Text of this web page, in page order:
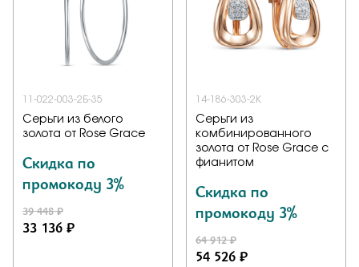
11-022-003-2Б-35
Серьги из белого
золота от Rose Grace
Скидка по
промокоду 3%
39 448 ₽
33 136 ₽
14-186-303-2К
Серьги из
комбинированного
золота от Rose Grace с
фианитом
Скидка по
промокоду 3%
64 912 ₽
54 526 ₽